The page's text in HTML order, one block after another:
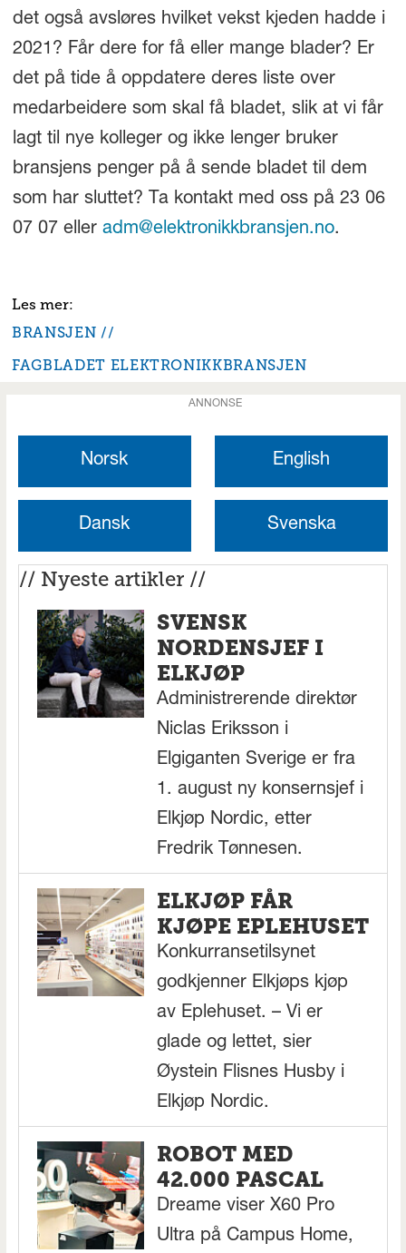
det også avsløres hvilket vekst kjeden hadde i
2021? Får dere for få eller mange blader? Er
det på tide å oppdatere deres liste over
medarbeidere som skal få bladet, slik at vi får
lagt til nye kolleger og ikke lenger bruker
bransjens penger på å sende bladet til dem
som har sluttet? Ta kontakt med oss på 23 06
07 07 eller adm@elektronikkbransjen.no.
BRANSJEN
FAGBLADET ELEKTRONIKKBRANSJEN
ANNONSE
Norsk English
Dansk Svenska
// Nyeste artikler //
SVENSK
NORDENSJEF I
ELKJØP
Administrerende direktør
Niclas Eriksson i
Elgiganten Sverige er fra
1. august ny konsernsjef i
Elkjøp Nordic, etter
Fredrik Tønnesen.
ELKJØP FÅR
KJØPE EPLEHUSET
Konkurransetilsynet
godkjenner Elkjøps kjøp
av Eplehuset. – Vi er
glade og lettet, sier
Øystein Flisnes Husby i
Elkjøp Nordic.
ROBOT MED
42.000 PASCAL
Dreame viser X60 Pro
Ultra på Campus Home,